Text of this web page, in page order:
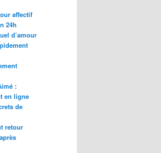
affectif
24h
d’amour
:
en ligne
de
retour